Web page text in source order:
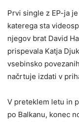
Prvi single z EP-ja je
katerega sta
njegov brat David
prispevala Katja
vsebinsko
načrtuje izdati v
V preteklem letu in
po Balkanu, konec